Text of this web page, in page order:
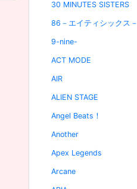
30 MINUTES SISTERS
86－エイティシックス－
9-nine-
ACT MODE
AIR
ALIEN STAGE
Angel Beats！
Another
Apex Legends
Arcane